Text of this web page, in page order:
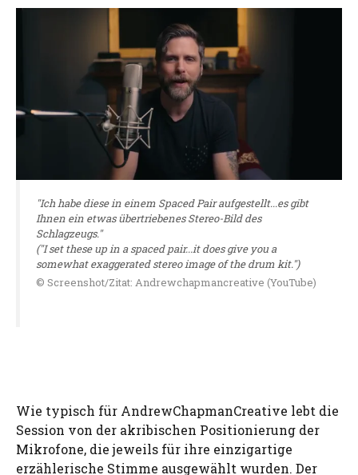
"Ich habe diese in einem Spaced Pair aufgestellt...es gibt
Ihnen ein etwas übertriebenes Stereo-Bild des
Schlagzeugs."
("I set these up in a spaced pair...it does give you a
somewhat exaggerated stereo image of the drum kit.")
© Screenshot/Zitat: Andrewchapmancreative (YouTube)
Wie typisch für AndrewChapmanCreative lebt die
Session von der akribischen Positionierung der
Mikrofone, die jeweils für ihre einzigartige
erzählerische Stimme ausgewählt wurden. Der